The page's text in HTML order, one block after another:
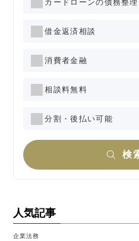
カードローンの債務整理
借金返済相談
消費者金融
相談料無料
分割・後払い可能
検
人気記事
企業法務